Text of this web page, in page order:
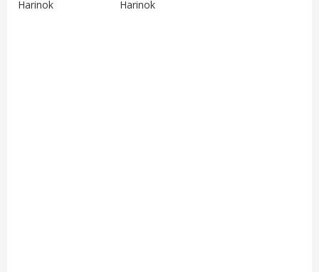
Harinok Harinok